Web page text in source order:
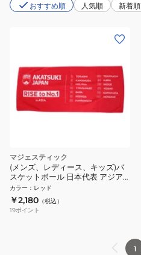
おすすめ順 人気順 新着順
マジェスティック
(メンズ、レディース、キッズ)バ
スケットボール 日本代表 アジア
ナンバーワン記念 フェイスタオル
OT1323SS0029
カラー ： レッド
￥2,180 （税込）
19ポイント
1